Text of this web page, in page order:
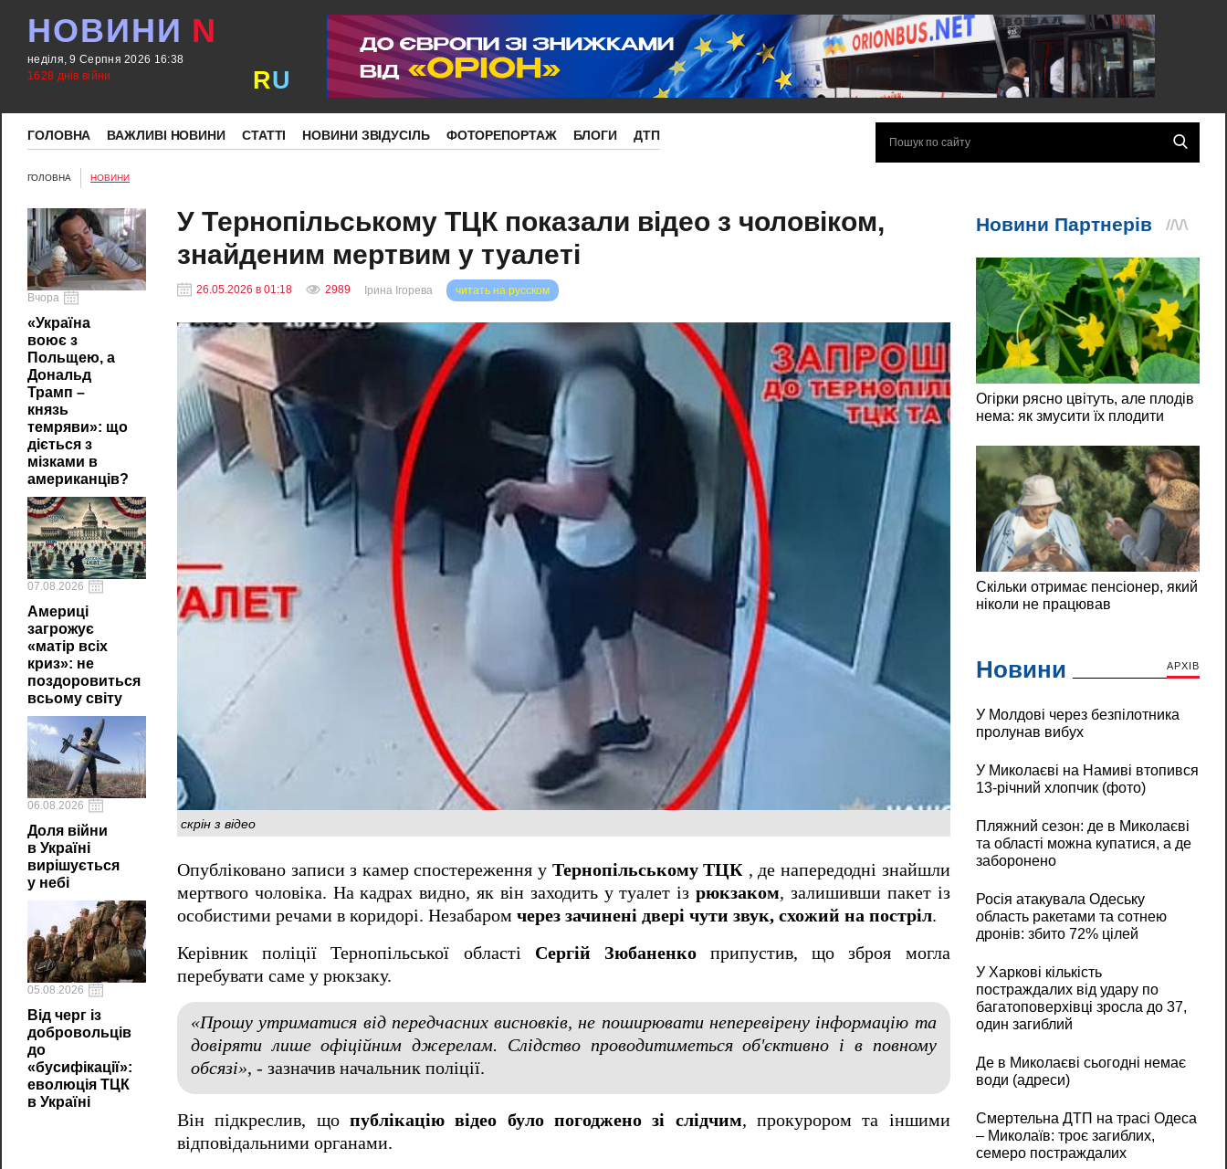
НОВИНИ N
неділя, 9 Серпня 2026 16:38
1628 днів війни
RU
ГОЛОВНА ВАЖЛИВІ НОВИНИ СТАТТІ НОВИНИ ЗВІДУСІЛЬ ФОТОРЕПОРТАЖ БЛОГИ ДТП
ГОЛОВНА НОВИНИ
Вчора
«Україна
воює з
Польщею, а
Дональд
Трамп –
князь
темряви»: що
діється з
мізками в
американців?
07.08.2026
Америці
загрожує
«матір всіх
криз»: не
поздоровиться
всьому світу
06.08.2026
Доля війни
в Україні
вирішується
у небі
05.08.2026
Від черг із
добровольців
до
«бусифікації»:
еволюція ТЦК
в Україні
У Тернопільському ТЦК показали відео з чоловіком,
знайденим мертвим у туалеті
26.05.2026 в 01:18 2989 читать на русском
Ірина Ігорева
скрін з відео
Опубліковано записи з камер спостереження у Тернопільському ТЦК , де напередодні знайшли
мертвого чоловіка. На кадрах видно, як він заходить у туалет ізрюкзаком, залишивши пакет із
особистими речами в коридорі. Незабаром через зачинені двері чути звук, схожий на постріл.
Керівник поліції Тернопільської області Сергій Зюбаненкоприпустив, що зброя могла
перебувати саме у рюкзаку.
«Прошу утриматися від передчасних висновків, не поширювати неперевірену інформацію та
довіряти лише офіційним джерелам. Слідство проводитиметься об'єктивно і в повному
обсязі», - зазначив начальник поліції.
Він підкреслив, що публікацію відео було погоджено зі слідчим, прокурором та іншими
відповідальними органами.
Новини АРХІВ
У Молдові через безпілотника
пролунав вибух
У Миколаєві на Намиві втопився
13-річний хлопчик (фото)
Пляжний сезон: де в Миколаєві
та області можна купатися, а де
заборонено
Росія атакувала Одеську
область ракетами та сотнею
дронів: збито 72% цілей
У Харкові кількість
постраждалих від удару по
багатоповерхівці зросла до 37,
один загиблий
Де в Миколаєві сьогодні немає
води (адреси)
Смертельна ДТП на трасі Одеса
– Миколаїв: троє загиблих,
семеро постраждалих